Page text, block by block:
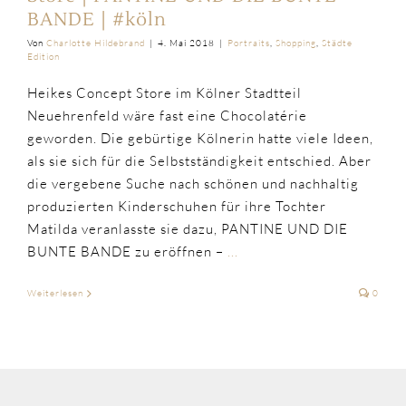
BANDE | #köln
Von Charlotte Hildebrand | 4. Mai 2018 | Portraits, Shopping, Städte
Edition
Heikes Concept Store im Kölner Stadtteil
Neuehrenfeld wäre fast eine Chocolatérie
geworden. Die gebürtige Kölnerin hatte viele Ideen,
als sie sich für die Selbstständigkeit entschied. Aber
die vergebene Suche nach schönen und nachhaltig
produzierten Kinderschuhen für ihre Tochter
Matilda veranlasste sie dazu, PANTINE UND DIE
BUNTE BANDE zu eröffnen – ...
Weiterlesen 0